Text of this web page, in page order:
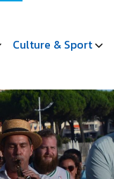
Culture & Sport